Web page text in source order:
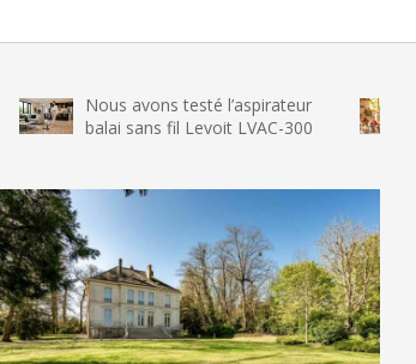
Nous avons testé l’aspirateur
balai sans fil Levoit LVAC-300
Nous
glace